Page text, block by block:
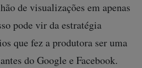
de visualizações em apenas
pode vir da estratégia
que fez a produtora ser uma
do Google e Facebook.